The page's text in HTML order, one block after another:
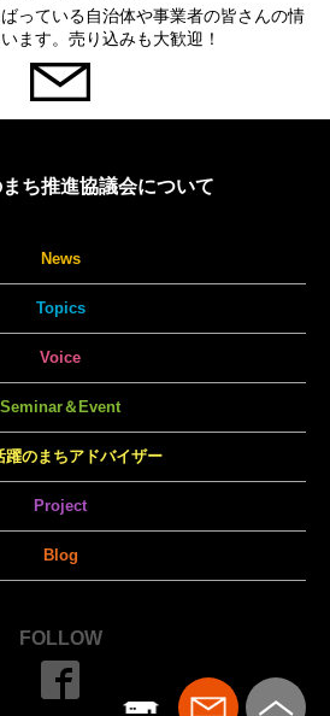
っている自治体や事業者の皆さんの情
ます。売り込みも大歓迎！
ち推進協議会について
News
Topics
Voice
Seminar＆Event
躍のまちアドバイザー
Project
Blog
FOLLOW